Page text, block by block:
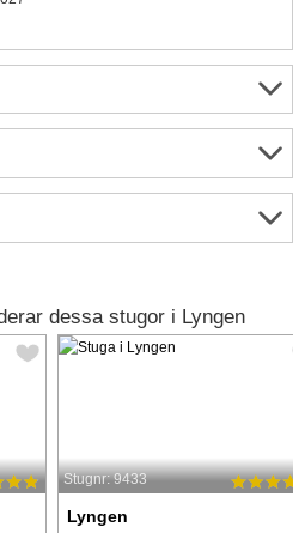
dessa stugor i Lyngen
Stugnr: 9433
Lyngen